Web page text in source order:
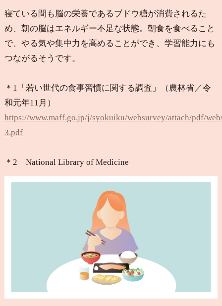
寝ている間も脳の栄養であるブドウ糖が消費されるた
め、朝の脳はエネルギー不足な状態。朝食を食べること
で、やる気や集中力を高めることができ、学習能力にも
つながるそうです。
＊1「若い世代の食事習慣に関する調査」（農林省／令
和元年11月）
https://www.maff.go.jp/j/syokuiku/websurvey/attach/pdf/
3.pdf
＊2 National Library of Medicine